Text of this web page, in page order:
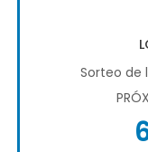
Sorteo de